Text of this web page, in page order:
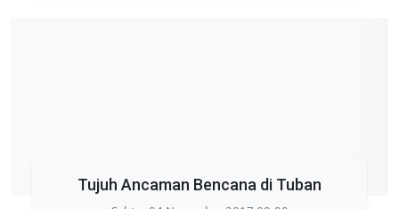
Tujuh Ancaman Bencana di Tuban